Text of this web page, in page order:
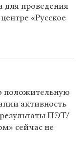
для проведения
«Русское
положительную
активность
ПЭТ/
сейчас не